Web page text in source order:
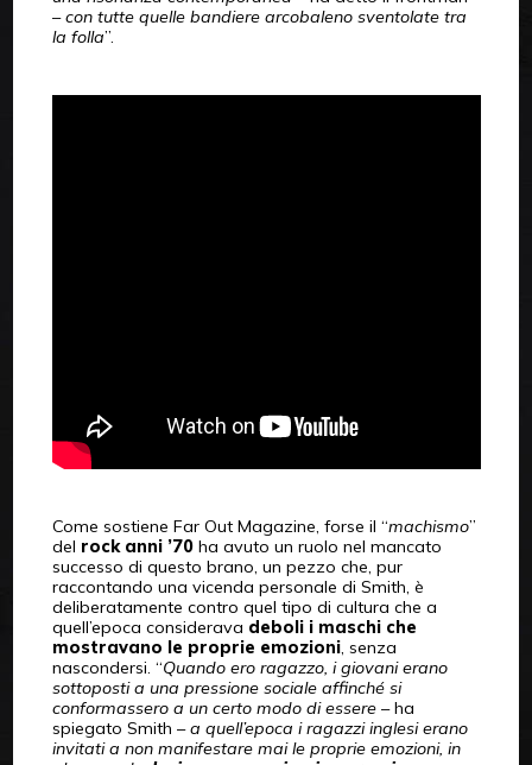
–con tutte quelle bandiere arcobaleno sventolate tra
la folla”.
Come sostiene Far Out Magazine, forse il “machismo”
del rock anni ’70ha avuto un ruolo nel mancato
successo di questo brano, un pezzo che, pur
raccontando una vicenda personale di Smith, è
deliberatamente contro quel tipo di cultura che a
quell’epoca considerava deboli i maschi che
mostravano le proprie emozioni, senza
nascondersi. “Quando ero ragazzo, i giovani erano
sottoposti a una pressione sociale affinché si
conformassero a un certo modo di essere– ha
spiegato Smith –a quell’epoca i ragazzi inglesi erano
invitati a non manifestare mai le proprie emozioni, in